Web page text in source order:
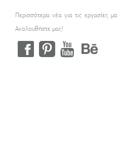
Περισσότερα νέα για τις εργασίες
Ακολουθήστε μας!